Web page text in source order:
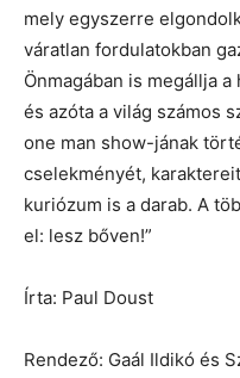
mely egyszerre
váratlan fordulatokban
Önmagában is megállja
és azóta a világ számos
one man show-jának
cselekményét,
kuriózum is a darab. A
el: lesz bőven!”
Írta: Paul Doust
Rendező: Gaál Ildikó és